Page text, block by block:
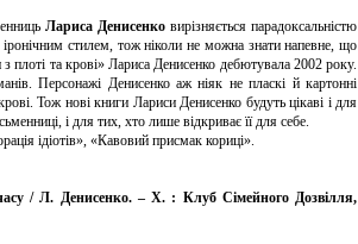
Лариса Денисенковирізняється парадоксальністю
стилем, тож ніколи не можна знати напевне, що
плоті та крові» Лариса Денисенко дебютувала 2002 року.
Персонажі Денисенко аж ніяк не пласкі й картонні
Тож нові книги Лариси Денисенко будуть цікаві і для
і для тих, хто лише відкриває її для себе.
ідіотів», «Кавовий присмак кориці».
/ Л. Денисенко. – Х. : Клуб Сімейного Дозвілля,